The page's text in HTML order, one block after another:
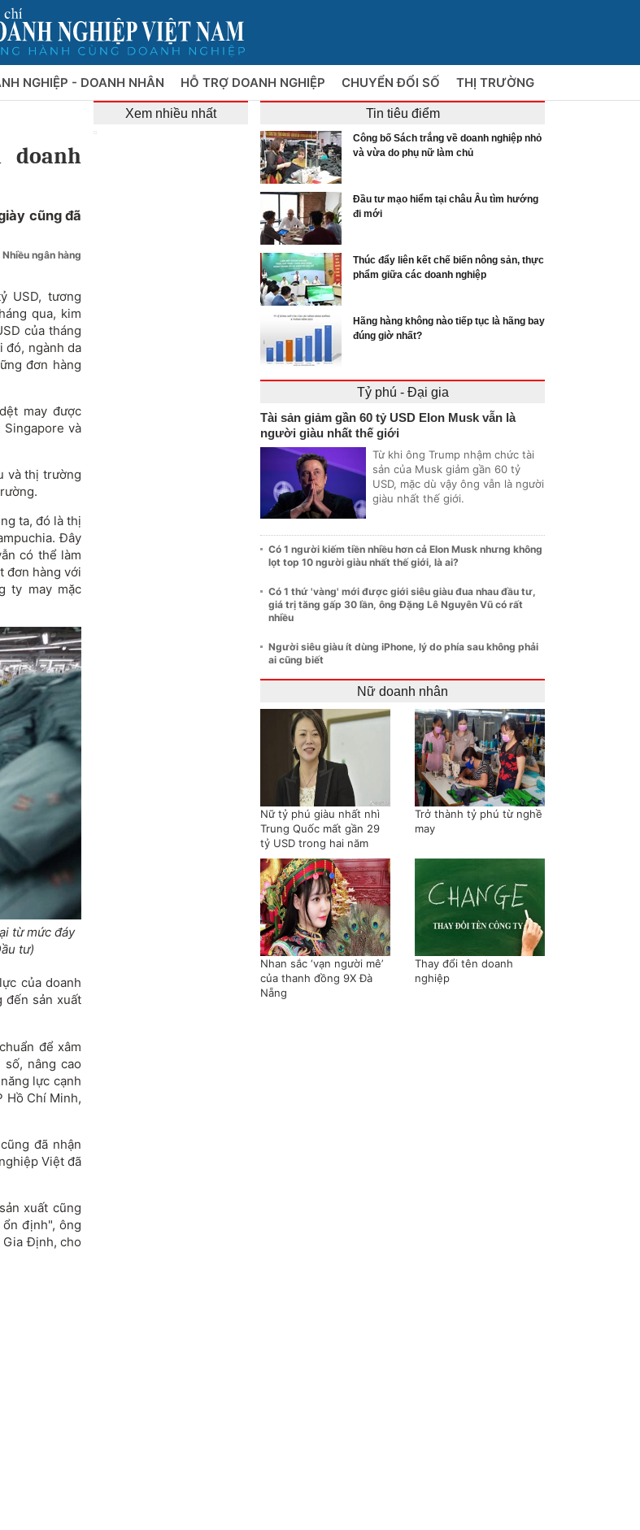
NGHIỆP - DOANH NHÂN HỖ TRỢ DOANH NGHIỆP CHUYỂN ĐỔI SỐ THỊ TRƯỜNG
cũng đã
Nhiều ngân hàng
USD, tương
qua, kim
của tháng
đó, ngành da
đơn hàng
may được
và
và thị trường
ta, đó là thị
Đây
có thể làm
đơn hàng với
ty may mặc
từ mức đáy
tư)
của doanh
đến sản xuất
để xâm
nâng cao
lực cạnh
Hồ Chí Minh,
đã nhận
Việt đã
xuất cũng
định", ông
Định, cho
Xem nhiều nhất Tin tiêu điểm
Công bố Sách trắng về doanh nghiệp nhỏ
và vừa do phụ nữ làm chủ
Đầu tư mạo hiểm tại châu Âu tìm hướng
đi mới
Thúc đẩy liên kết chế biến nông sản, thực
phẩm giữa các doanh nghiệp
Hãng hàng không nào tiếp tục là hãng bay
đúng giờ nhất?
Tỷ phú - Đại gia
Tài sản giảm gần 60 tỷ USD Elon Musk vẫn là
người giàu nhất thế giới
Từ khi ông Trump nhậm chức tài
sản của Musk giảm gần 60 tỷ
USD, mặc dù vậy ông vẫn là người
giàu nhất thế giới.
Có 1 người kiếm tiền nhiều hơn cả Elon Musk nhưng không
lọt top 10 người giàu nhất thế giới, là ai?
Có 1 thứ 'vàng' mới được giới siêu giàu đua nhau đầu tư,
giá trị tăng gấp 30 lần, ông Đặng Lê Nguyên Vũ có rất
nhiều
Người siêu giàu ít dùng iPhone, lý do phía sau không phải
ai cũng biết
Nữ doanh nhân
Nữ tỷ phú giàu nhất nhì
Trung Quốc mất gần 29
tỷ USD trong hai năm
Trở thành tỷ phú từ nghề
may
Nhan sắc ‘vạn người mê’
của thanh đồng 9X Đà
Nẵng
Thay đổi tên doanh
nghiệp